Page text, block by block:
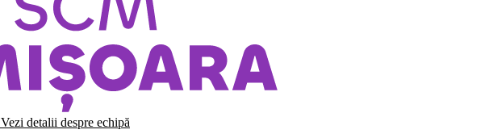
Vezi detalii despre echipă